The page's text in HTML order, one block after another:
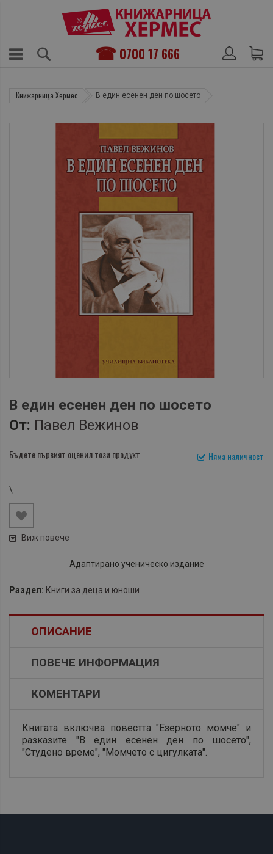
0700 17 666
Книжарница Хермес В един есенен ден по шосето
В един есенен ден по шосето
От: Павел Вежинов
Няма наличност
Бъдете първият оценил този продукт
\
Виж повече
Адаптирано ученическо издание
Раздел: Книги за деца и юноши
ОПИСАНИЕ
ПОВЕЧЕ ИНФОРМАЦИЯ
КОМЕНТАРИ
Книгата включва повестта "Езерното момче" и
разказите "В един есенен ден по шосето",
"Студено време", "Момчето с цигулката".